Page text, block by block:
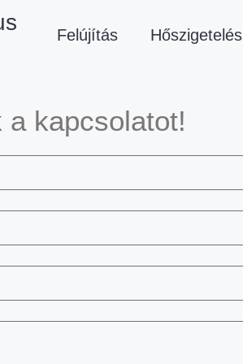
Felújítás Hőszigetelés
a kapcsolatot!